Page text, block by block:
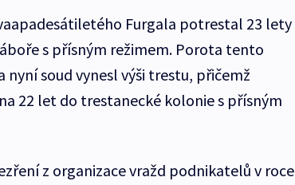
Furgala potrestal 23 lety
s přísným režimem. Porota tento
nyní soud vynesl výši trestu, přičemž
22 let do trestanecké kolonie s přísným
z organizace vražd podnikatelů v roce